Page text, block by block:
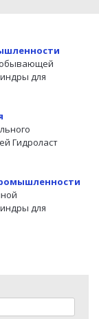
для
Гидроласт
для